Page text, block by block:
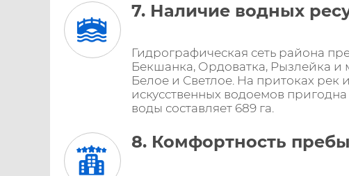
7. Наличие водных
Гидрографическая сеть района
Бекшанка, Ордоватка, Рызлейка и
Белое и Светлое. На притоках рек
искусственных водоемов
воды составляет 689 га.
8. Комфортность